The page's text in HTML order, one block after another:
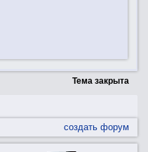
Тема закрыта
создать форум